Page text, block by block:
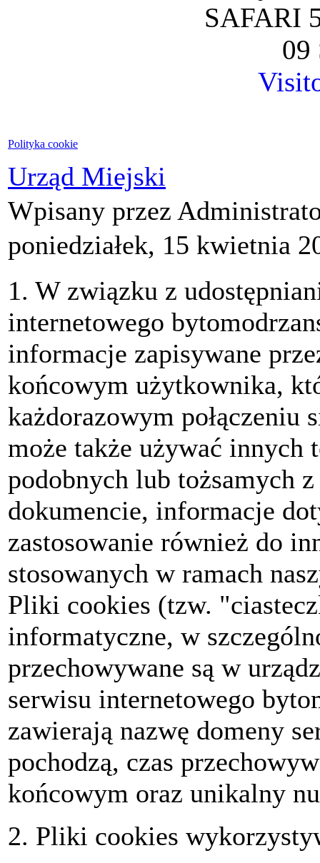
SAFARI
09
Polityka cookie
Urząd Miejski
Wpisany przez
poniedziałek, 15 kwietnia
1. W związku z
internetowego
informacje zapisywane
końcowym użytkownika,
każdorazowym połączeniu
może także używać innych
podobnych lub tożsamych
dokumencie, informacje
zastosowanie również do
stosowanych w ramach
Pliki cookies (tzw.
informatyczne, w
przechowywane są w
serwisu internetowego
zawierają nazwę domeny
pochodzą, czas
końcowym oraz unikalny
2. Pliki cookies